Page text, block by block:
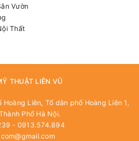
Vườn
Thất
THUẬT LIÊN VŨ
Hoàng Liên, Tổ dân phố Hoàng Liên 1,
Phố Hà Nội.
- 0913.574.894